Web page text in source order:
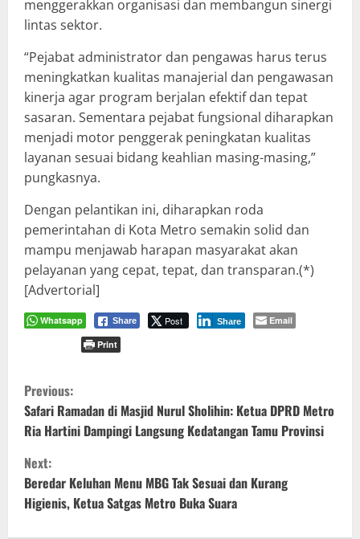
menggerakkan organisasi dan membangun sinergi
lintas sektor.
“Pejabat administrator dan pengawas harus terus
meningkatkan kualitas manajerial dan pengawasan
kinerja agar program berjalan efektif dan tepat
sasaran. Sementara pejabat fungsional diharapkan
menjadi motor penggerak peningkatan kualitas
layanan sesuai bidang keahlian masing-masing,”
pungkasnya.
Dengan pelantikan ini, diharapkan roda
pemerintahan di Kota Metro semakin solid dan
mampu menjawab harapan masyarakat akan
pelayanan yang cepat, tepat, dan transparan.(*)
[Advertorial]
Whatsapp Share Post Share
Email
Print
C
o
n
t
i
Previous:
Safari Ramadan di Masjid Nurul Sholihin: Ketua DPRD Metro
Ria Hartini Dampingi Langsung Kedatangan Tamu Provinsi
Next:
Beredar Keluhan Menu MBG Tak Sesuai dan Kurang
Higienis, Ketua Satgas Metro Buka Suara